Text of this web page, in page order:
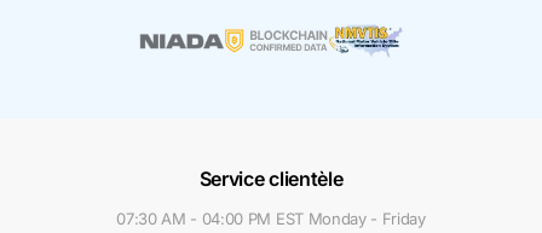
Service clientèle
07:30 AM - 04:00 PM EST Monday - Friday